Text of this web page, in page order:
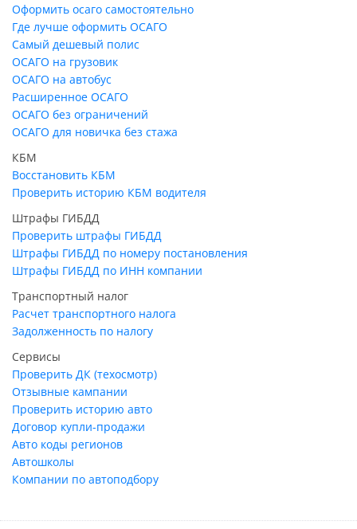
Оформить осаго самостоятельно
Где лучше оформить ОСАГО
Самый дешевый полис
ОСАГО на грузовик
ОСАГО на автобус
Расширенное ОСАГО
ОСАГО без ограничений
ОСАГО для новичка без стажа
КБМ
Восстановить КБМ
Проверить историю КБМ водителя
Штрафы ГИБДД
Проверить штрафы ГИБДД
Штрафы ГИБДД по номеру постановления
Штрафы ГИБДД по ИНН компании
Транспортный налог
Расчет транспортного налога
Задолженность по налогу
Сервисы
Проверить ДК (техосмотр)
Отзывные кампании
Проверить историю авто
Договор купли-продажи
Авто коды регионов
Автошколы
Компании по автоподбору